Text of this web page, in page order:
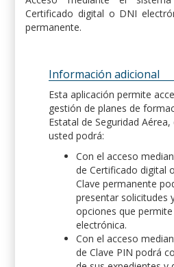
Certificado digital o DNI
permanente.
Información adicional
Esta aplicación permite
gestión de planes de
Estatal de Seguridad
usted podrá:
Con el acceso
de Certificado digital
Clave permanente
presentar solicitudes
opciones que
electrónica.
Con el acceso
de Clave PIN podrá